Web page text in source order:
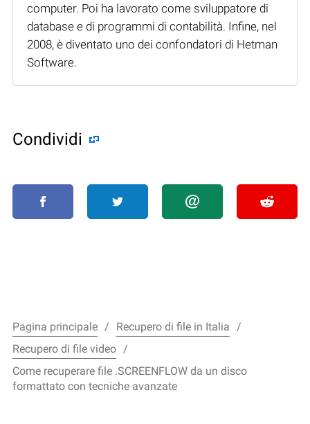
computer. Poi ha lavorato come sviluppatore di
database e di programmi di contabilità. Infine, nel
2008, è diventato uno dei confondatori di Hetman
Software.
Condividi
Pagina principale
Recupero di file in Italia
Recupero di file video
Come recuperare file .SCREENFLOW da un disco
formattato con tecniche avanzate